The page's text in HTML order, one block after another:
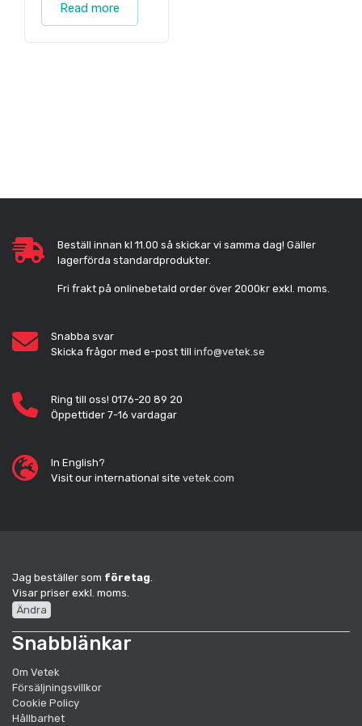
Read more
Beställ innan kl 11.00 så skickar vi samma dag! Gäller
lagerförda standardprodukter.
Fri frakt på onlinebetald order över 2000kr exkl. moms.
Snabba svar
Skicka frågor med e-post till info@vetek.se
Ring till oss! 0176-20 89 20
Öppettider 7-16 vardagar
In English?
Visit our international site vetek.com
Jag beställer som företag.
Visar priser exkl. moms.
Ändra
Snabblänkar
Om Vetek
Försäljningsvillkor
Cookie Policy
Hållbarhet